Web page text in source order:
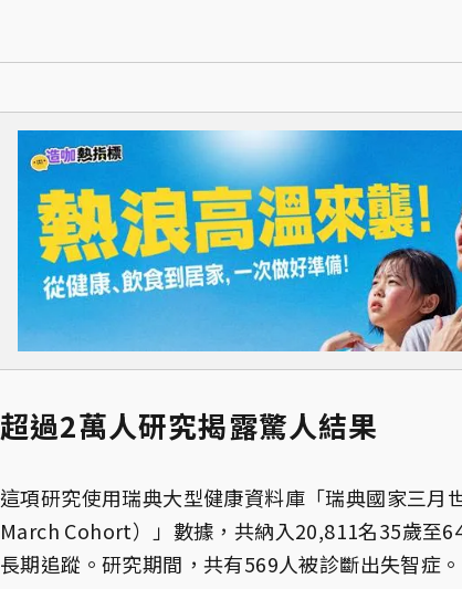
超過2萬人研究揭露驚人結果
這項研究使用瑞典大型健康資料庫「瑞典國家三
March Cohort）」數據，共納入20,811名35歲至
長期追蹤。研究期間，共有569人被診斷出失智症。